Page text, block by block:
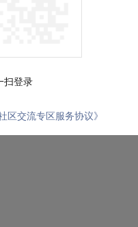
扫登录
区交流专区服务协议》